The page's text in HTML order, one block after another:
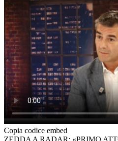
Copia codice embed